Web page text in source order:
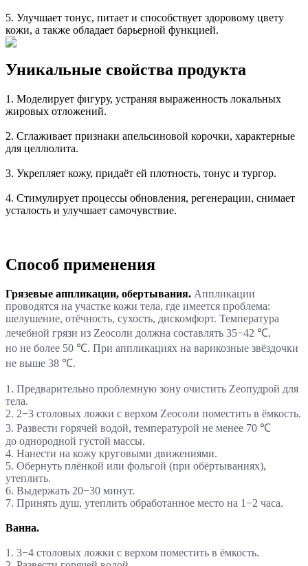
5. Улучшает тонус, питает и способствует здоровому цвету
кожи, а также обладает барьерной функцией.
Уникальные свойства продукта
1. Моделирует фигуру, устраняя выраженность локальных
жировых отложений.
2. Сглаживает признаки апельсиновой корочки, характерные
для целлюлита.
3. Укрепляет кожу, придаёт ей плотность, тонус и тургор.
4. Стимулирует процессы обновления, регенерации, снимает
усталость и улучшает самочувствие.
Способ применения
Грязевые аппликации, обертывания. Аппликации
проводятся на участке кожи тела, где имеется проблема:
шелушение, отёчность, сухость, дискомфорт. Температура
лечебной грязи из Zеосоли должна составлять 35−42 ℃,
но не более 50 ℃. При аппликациях на варикозные звёздочки
не выше 38 ℃.
1. Предварительно проблемную зону очистить Zеопудрой для
тела.
2. 2−3 столовых ложки с верхом Zеосоли поместить в ёмкость.
3. Развести горячей водой, температурой не менее 70 ℃
до однородной густой массы.
4. Нанести на кожу круговыми движениями.
5. Обернуть плёнкой или фольгой (при обёртываниях),
утеплить.
6. Выдержать 20−30 минут.
7. Принять душ, утеплить обработанное место на 1−2 часа.
Ванна.
1. 3−4 столовых ложки с верхом поместить в ёмкость.